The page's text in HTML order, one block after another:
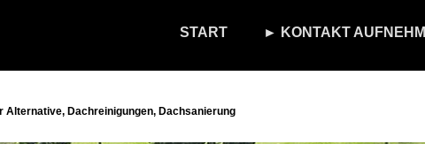
START ► KONTAKT
Dachreinigungen, Dachsanierung